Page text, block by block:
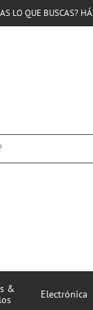
LO QUE BUSCAS?
&
Electrónica